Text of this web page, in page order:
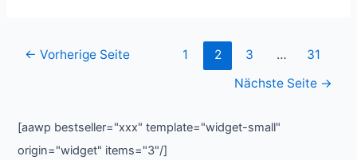
Beitragsnavigation
← Vorherige Seite 1 2 3 …
31
Nächste Seite →
[aawp bestseller="xxx" template="widget-small"
origin="widget" items="3"/]